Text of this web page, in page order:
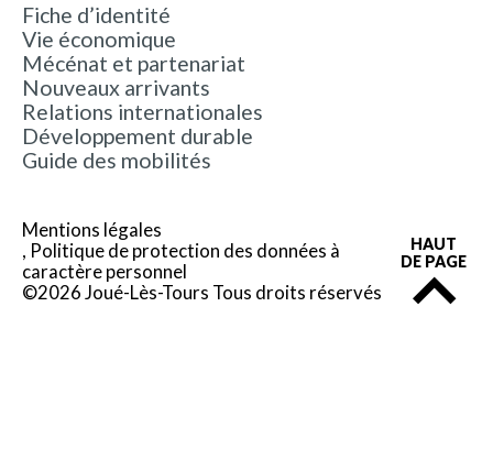
Fiche d’identité
Vie économique
Mécénat et partenariat
Nouveaux arrivants
Relations internationales
Développement durable
Guide des mobilités
Mentions légales
Politique de protection des données à
caractère personnel
©2026 Joué-Lès-Tours Tous droits réservés
HAUT
DE PAGE